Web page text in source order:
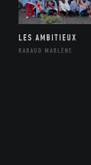
LES AMBITIEUX
RABAUD MARLÈNE